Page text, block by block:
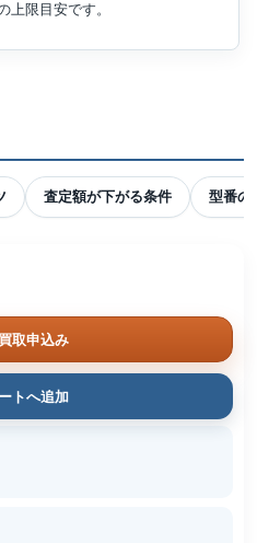
上限目安です。
査定額が下がる条件 型番の
取申込み
トへ追加